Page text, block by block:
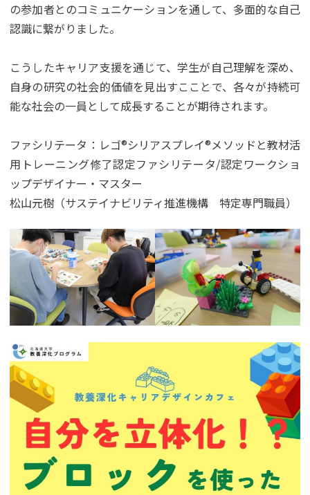
の参加者とのコミュニケーションを通して、多面的な自己
認識に繋がりました。
こうしたキャリア支援を通じて、学生が自己理解を深め、
自身の研究の社会的価値を見出すこことで、各々が持続可
能な社会の一員として成長することが期待されます。
ファシリテータ：レゴ®シリアスプレイ®メソッドと教材活
用トレーニング修了認定ファシリテータ/認定ワークショ
ップデザイナー・マスター
松山元樹（サステイナビリティ推進機構 特定専門職員）